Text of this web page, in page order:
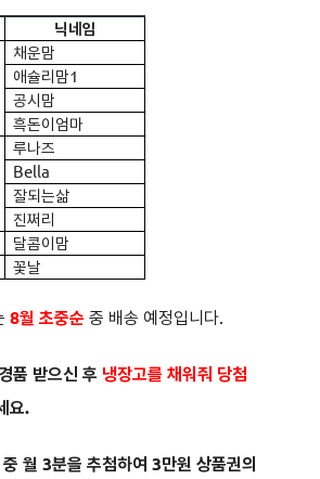
닉네임
채운맘
애슐리맘1
공시맘
흑돈이엄마
루나즈
Bella
잘되는삶
진쩌리
달콤이맘
꽃날
8월 초중순 중 배송 예정입니다.
품 받으신 후 냉장고를 채워줘 당첨
요.
월 3분을 추첨하여 3만원 상품권의